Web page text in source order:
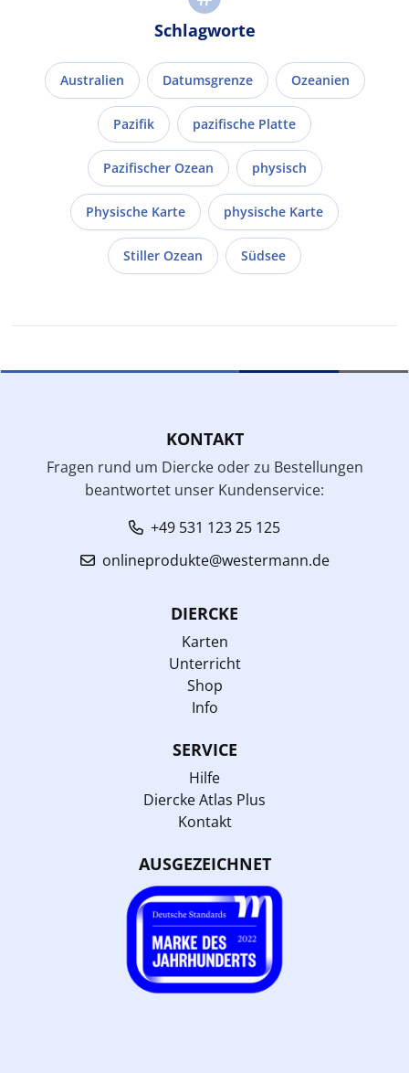
Schlagworte
Australien Datumsgrenze Ozeanien
Pazifik pazifische Platte
Pazifischer Ozean physisch
Physische Karte physische Karte
Stiller Ozean Südsee
KONTAKT
Fragen rund um Diercke oder zu Bestellungen
beantwortet unser Kundenservice:
+49 531 123 25 125
onlineprodukte@westermann.de
DIERCKE
Karten
Unterricht
Shop
Info
SERVICE
Hilfe
Diercke Atlas Plus
Kontakt
AUSGEZEICHNET